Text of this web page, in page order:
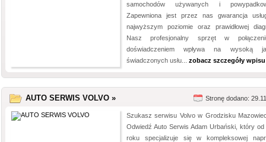
samochodów używanych i
Zapewniona jest przez nas gwarancja
najwyższym poziomie oraz prawidłowej
Nasz profesjonalny sprzęt w
doświadczeniem wpływa na wysoką
świadczonych usłu... zobacz szczegóły wpisu
AUTO SERWIS VOLVO » Stronę dodano:
Szukasz serwisu Volvo w Grodzisku
Odwiedź Auto Serwis Adam Urbański, który od
roku specjalizuje się w kompleksowej